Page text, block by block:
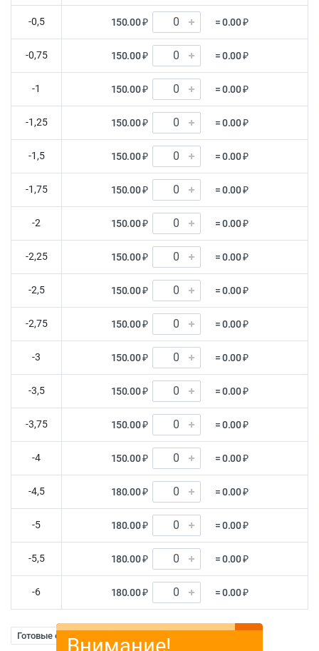
-0,5 150.00 ₽ = 0.00 ₽
-0,75 150.00 ₽ = 0.00 ₽
-1 150.00 ₽ = 0.00 ₽
-1,25 150.00 ₽ = 0.00 ₽
-1,5 150.00 ₽ = 0.00 ₽
-1,75 150.00 ₽ = 0.00 ₽
-2 150.00 ₽ = 0.00 ₽
-2,25 150.00 ₽ = 0.00 ₽
-2,5 150.00 ₽ = 0.00 ₽
-2,75 150.00 ₽ = 0.00 ₽
-3 150.00 ₽ = 0.00 ₽
-3,5 150.00 ₽ = 0.00 ₽
-3,75 150.00 ₽ = 0.00 ₽
-4 150.00 ₽ = 0.00 ₽
-4,5 180.00 ₽ = 0.00 ₽
-5 180.00 ₽ = 0.00 ₽
-5,5 180.00 ₽ = 0.00 ₽
-6 180.00 ₽ = 0.00 ₽
Готовые очкиВнимание!